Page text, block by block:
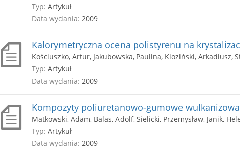
Typ: Artykuł
Data wydania: 2009
Kalorymetryczna ocena polistyrenu na
Kościuszko, Artur, Jakubowska, Paulina, Kloziński, Arkadiusz,
Typ: Artykuł
Data wydania: 2009
Kompozyty poliuretanowo-gumowe
Matkowski, Adam, Balas, Adolf, Sielicki, Przemysław, Janik,
Typ: Artykuł
Data wydania: 2009